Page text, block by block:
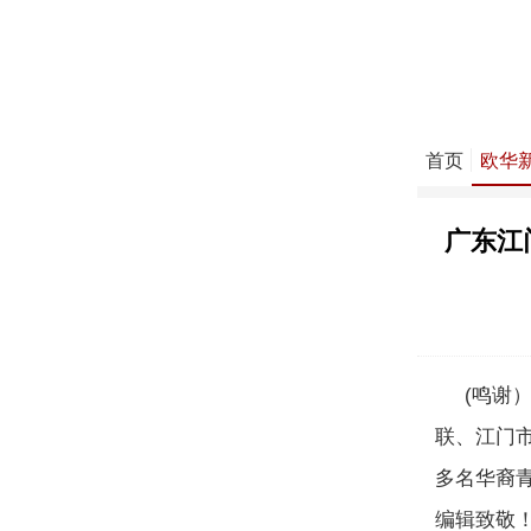
首页 欧华
广东江
(鸣谢）
联、江门
多名华裔
编辑致敬